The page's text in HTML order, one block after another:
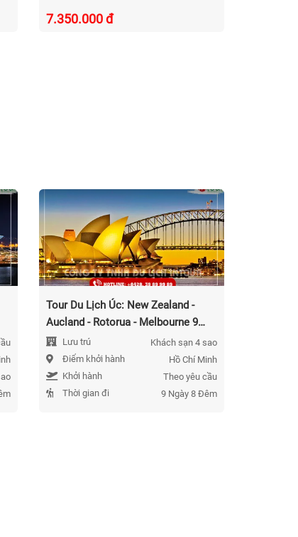
7.350.000đ
Tour Du Lịch Úc: New Zealand -
Aucland - Rotorua - Melbourne 9
Ngày 8 Đêm 2026
Lưu trú
Khách sạn 4 sao
Điểm khởi hành
Hồ Chí Minh
Khởi hành
Theo yêu cầu
Thời gian đi
9 Ngày 8 Đêm